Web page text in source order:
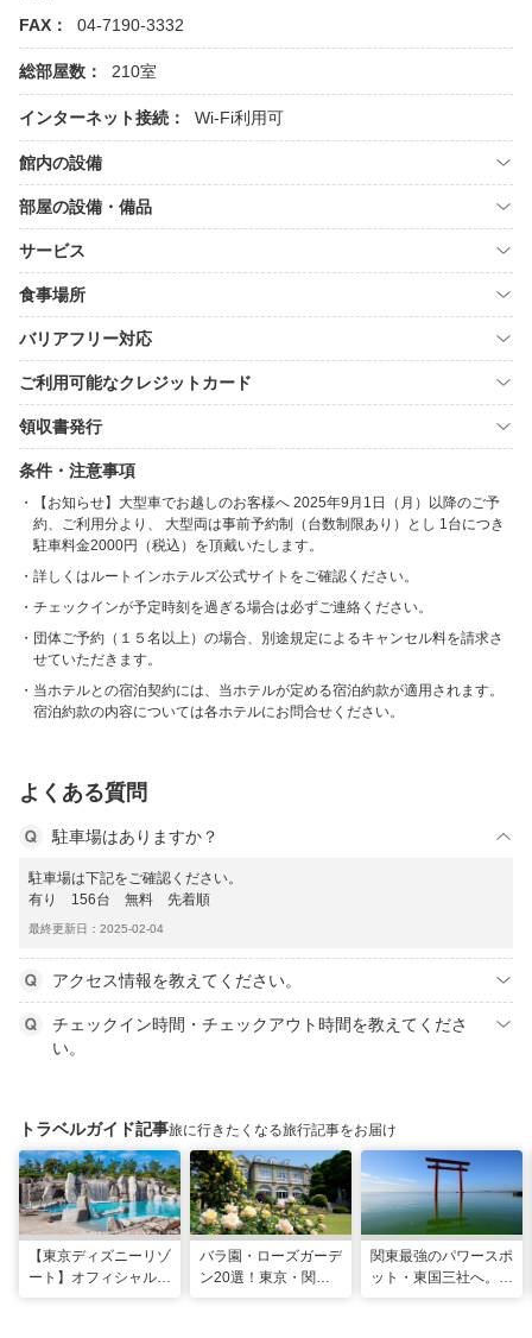
FAX：
04-7190-3332
総部屋数： 210室
インターネット接続： Wi-Fi利用可
館内の設備
部屋の設備・備品
サービス
食事場所
バリアフリー対応
ご利用可能なクレジットカード
領収書発行
条件・注意事項
【お知らせ】大型車でお越しのお客様へ 2025年9月1日（月）以降のご予
約、ご利用分より、 大型両は事前予約制（台数制限あり）とし 1台につき
駐車料金2000円（税込）を頂戴いたします。
詳しくはルートインホテルズ公式サイトをご確認ください。
チェックインが予定時刻を過ぎる場合は必ずご連絡ください。
団体ご予約（１５名以上）の場合、別途規定によるキャンセル料を請求さ
せていただきます。
当ホテルとの宿泊契約には、当ホテルが定める宿泊約款が適用されます。
宿泊約款の内容については各ホテルにお問合せください。
よくある質問
駐車場はありますか？
駐車場は下記をご確認ください。
有り 156台 無料 先着順
最終更新日：2025-02-04
アクセス情報を教えてください。
チェックイン時間・チェックアウト時間を教えてくださ
い。
トラベルガイド記事旅に行きたくなる旅行記事をお届け
【東京ディズニーリゾ
ート】オフィシャル・
バラ園・ローズガーデ
ン20選！東京・関東
関東最強のパワースポ
ット・東国三社へ。初